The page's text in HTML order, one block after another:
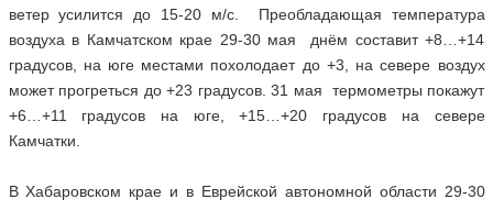
ветер усилится до 15-20 м/с. Преобладающая температура
воздуха в Камчатском крае 29-30 мая днём составит +8…+14
градусов, на юге местами похолодает до +3, на севере воздух
может прогреться до +23 градусов. 31 мая термометры покажут
+6…+11 градусов на юге, +15…+20 градусов на севере
Камчатки.
В Хабаровском крае и в Еврейской автономной области 29-30